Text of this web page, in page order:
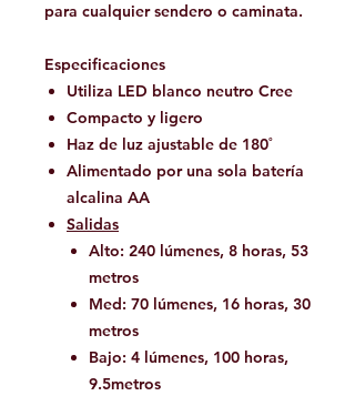
para cualquier sendero o caminata.
Especificaciones
Utiliza LED blanco neutro Cree
Compacto y ligero
Haz de luz ajustable de 180˚
Alimentado por una sola batería
alcalina AA
Salidas
Alto: 240 lúmenes, 8 horas, 53
metros
Med: 70 lúmenes, 16 horas, 30
metros
Bajo: 4 lúmenes, 100 horas,
9.5metros